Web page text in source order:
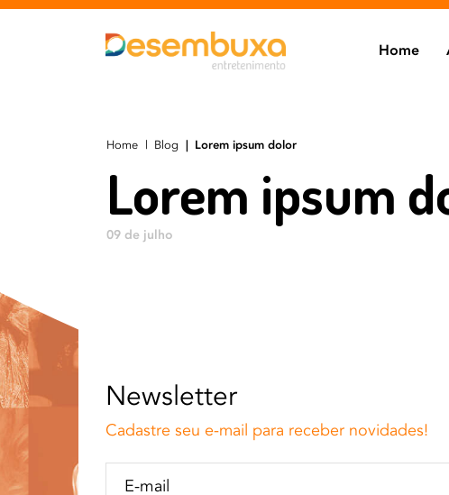
Home
Home Blog Lorem ipsum dolor
Lorem ipsum
09 de julho
Newsletter
Cadastre seu e-mail para receber novidades!